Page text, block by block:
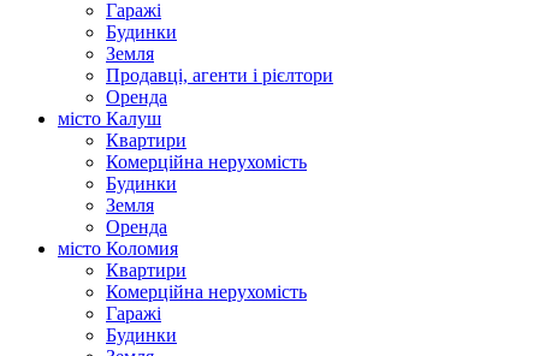
Гаражі
Будинки
Земля
Продавці, агенти і рієлтори
Оренда
місто Калуш
Квартири
Комерційна нерухомість
Будинки
Земля
Оренда
місто Коломия
Квартири
Комерційна нерухомість
Гаражі
Будинки